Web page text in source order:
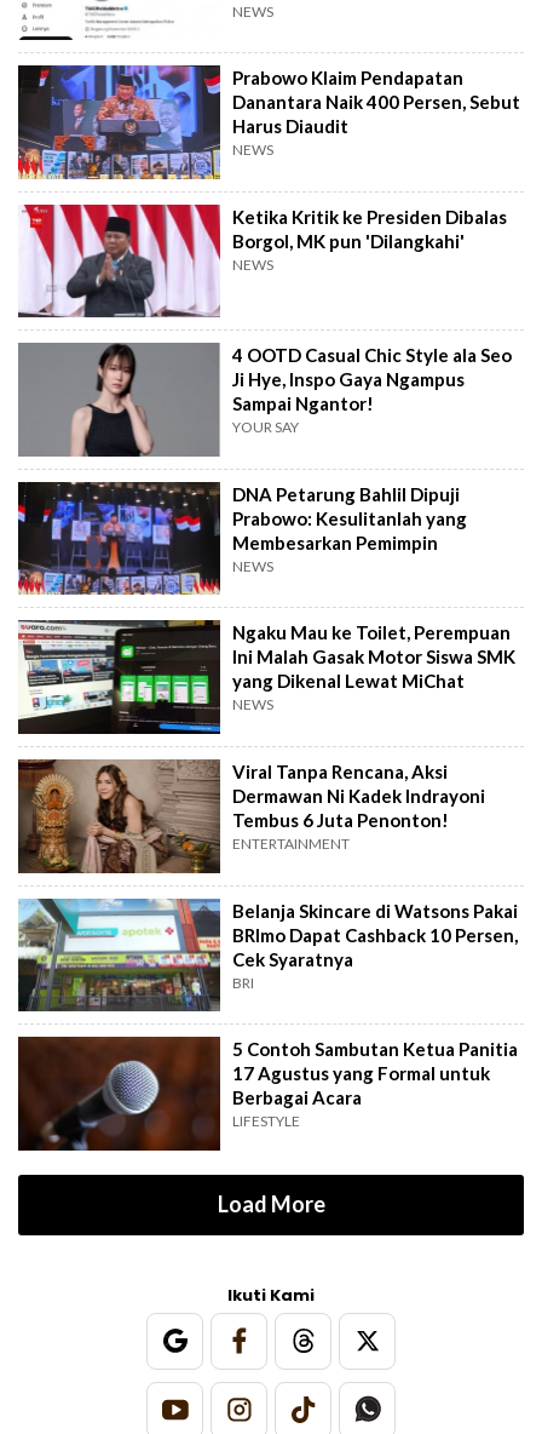
NEWS
Prabowo Klaim Pendapatan
Danantara Naik 400 Persen, Sebut
Harus Diaudit
NEWS
Ketika Kritik ke Presiden Dibalas
Borgol, MK pun 'Dilangkahi'
NEWS
4 OOTD Casual Chic Style ala Seo
Ji Hye, Inspo Gaya Ngampus
Sampai Ngantor!
YOUR SAY
DNA Petarung Bahlil Dipuji
Prabowo: Kesulitanlah yang
Membesarkan Pemimpin
NEWS
Ngaku Mau ke Toilet, Perempuan
Ini Malah Gasak Motor Siswa SMK
yang Dikenal Lewat MiChat
NEWS
Viral Tanpa Rencana, Aksi
Dermawan Ni Kadek Indrayoni
Tembus 6 Juta Penonton!
ENTERTAINMENT
Belanja Skincare di Watsons Pakai
BRImo Dapat Cashback 10 Persen,
Cek Syaratnya
BRI
5 Contoh Sambutan Ketua Panitia
17 Agustus yang Formal untuk
Berbagai Acara
LIFESTYLE
Load More
Ikuti Kami